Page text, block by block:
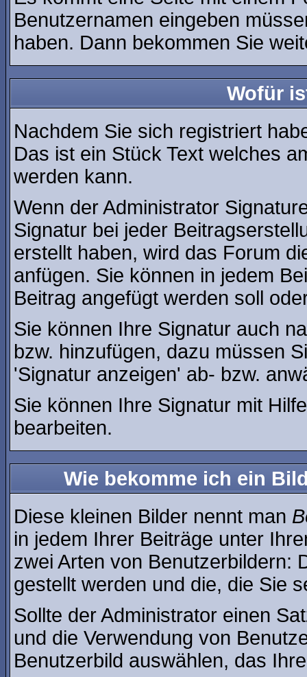
Benutzernamen eingeben
haben. Dann bekommen Sie
Wofür
Nachdem Sie sich registriert
Das ist ein Stück Text welches
werden kann.
Wenn der Administrator
Signatur bei jeder
erstellt haben, wird das Forum
anfügen. Sie können in jedem
Beitrag angefügt werden soll
Sie können Ihre Signatur auch
bzw. hinzufügen, dazu müssen
'Signatur anzeigen' ab- bzw.
Sie können Ihre Signatur mit
bearbeiten.
Wie bekomme ich ein
Diese kleinen Bilder nennt man
in jedem Ihrer Beiträge unter
zwei Arten von Benutzerbildern:
gestellt werden und die, die Sie
Sollte der Administrator einen
und die Verwendung von
Benutzerbild auswählen, das